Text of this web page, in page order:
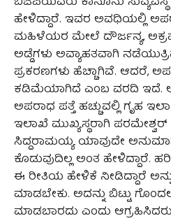
ಹೇಳಿದ್ದಾರೆ. ಇವರ ಅವಧಿಯಲ್ಲಿ
ಮಹಿಳೆಯರ ಮೇಲೆ ದೌರ್ಜನ್ಯ,
ಅಡ್ಡೆಗಳು ಅವ್ಯಾಹತವಾಗಿ
ಪ್ರಕರಣಗಳು ಹೆಚ್ಚಾಗಿವೆ. ಆದರೆ,
ಕಡಿಮೆಯಾಗಿದೆ ಎಂಬ ವರದಿ‌ ಇದೆ.
ಅಪರಾಧ ಪತ್ತೆ ಹಚ್ಚುವಲ್ಲಿ ಗೃಹ
ಇಲಾಖೆ ಮುಖ್ಯಸ್ಥರಾಗಿ ಪರಮೇಶ್ವರ್
ಸಿದ್ದರಾಮಯ್ಯ ಯಾವುದೇ
ಕೊಡುವುದಿಲ್ಲ ಅಂತ ಹೇಳಿದ್ದಾರೆ.
ಈ ರೀತಿಯ ಹೇಳಿಕೆ ನೀಡಿದ್ದಾರೆ
ಮಾಡಬೇಕು. ಅದನ್ನು ಬಿಟ್ಟು
ಮಾಡಬಾರದು ಎಂದು